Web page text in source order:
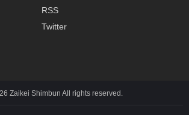
RSS
Twitter
Zaikei Shimbun All rights reserved.